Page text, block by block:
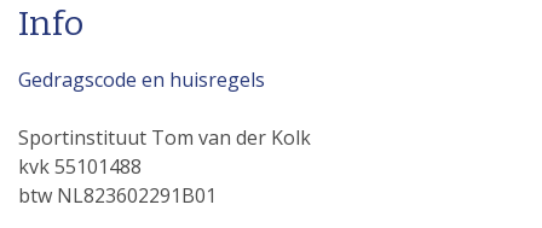
Info
Gedragscode en huisregels
Sportinstituut Tom van der Kolk
kvk 55101488
btw NL823602291B01